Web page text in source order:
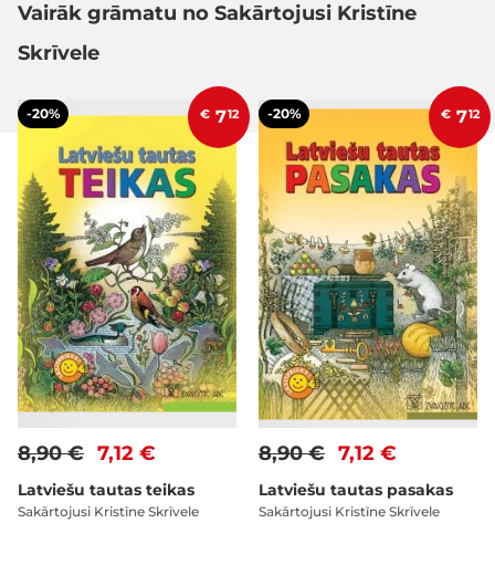
Vairāk grāmatu no Sakārtojusi Kristīne
Skrīvele
-20% € 712
7,12 €
8,90 €
Latviešu tautas teikas
Sakārtojusi Kristīne Skrīvele
-20% € 712
7,12 €
8,90 €
Latviešu tautas pasakas
Sakārtojusi Kristīne Skrīvele